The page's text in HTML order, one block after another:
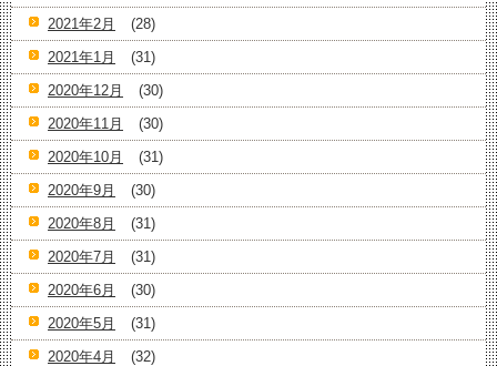
2021年2月
(28)
2021年1月
(31)
2020年12月
(30)
2020年11月
(30)
2020年10月
(31)
2020年9月
(30)
2020年8月
(31)
2020年7月
(31)
2020年6月
(30)
2020年5月
(31)
2020年4月
(32)